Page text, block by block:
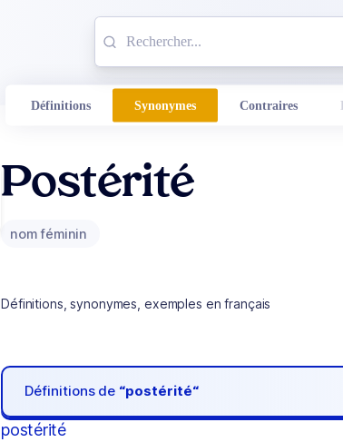
Définitions Synonymes Contraires
Postérité
nom féminin
Définitions, synonymes, exemples en français
Définitions de “postérité“
postérité